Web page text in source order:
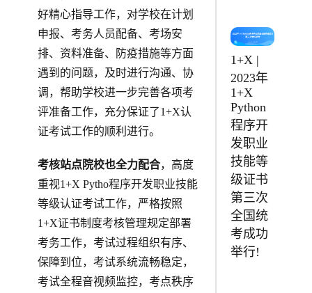
好精心指导工作，对学校在计划
申报、考务人员配备、考场安
排、资料准备、防疫措施等方面
遇到的问题，及时进行沟通、协
调，帮助学校进一步完善各项考
评准备工作，充分保证了1+X认
证考试工作的顺利进行。
考核站点院校也全力配合，高度
重视1+X Pytho程序开发职业技能
等级认证考试工作，严格按照
1+X证书制度考核管理规定部署
考务工作，考试过程组织有序、
保障到位，考试系统流畅稳定，
考试全程音视频监控，考点秩序
1+X |
2023年
1+X
Python
程序开
发职业
技能等
级证书
第三次
全国统
考成功
举行!